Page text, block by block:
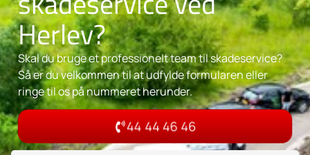
Herlev?
Skal du bruge et professionelt team til skadeservice?
Så er du velkommen til at udfylde formularen eller
ringe til os på nummeret herunder.
44 44 46 46